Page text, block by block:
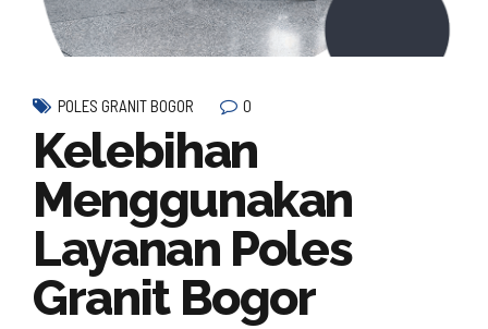
POLES GRANIT BOGOR 0
Kelebihan
Menggunakan
Layanan Poles
Granit Bogor